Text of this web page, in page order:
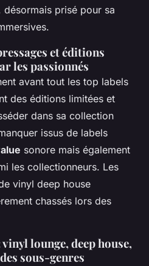
prisé pour sa
et éditions
les passionnés
avant tout les top labels
des éditions limitées et
dans sa collection
issus de labels
sonore mais également
les collectionneurs. Les
vinyl deep house
chassés lors des
lounge, deep house,
sous-genres